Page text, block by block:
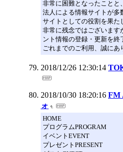
非常に困難となったことと、
法人による情報サイトが多
サイトとしての役割を果た
非常に残念ではございます
ント情報の登録・更新を終
ごれまでのご利用、誠にあ
2018/12/26 12:30:14
2018/10/30 18:20:16 FM
ォ
HOME
プログラムPROGRAM
イベントEVENT
プレゼントPRESENT